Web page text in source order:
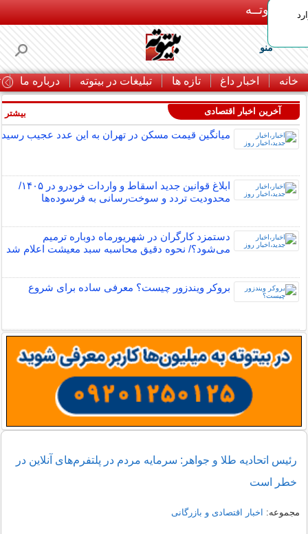
بـیتوتــه
منو
خانه اخبار داغ تازه ها تبلیغات در بیتوته درباره ما
آخرین اخبار اقتصادی
میانگین قیمت مسکن در تهران به این عدد عجیب رسید
ابلاغ قوانین جدید اسقاط و واردات خودرو در ۱۴۰۵/
محدودیت تردد و سوخت‌رسانی به فرسوده‌ها
دستمزد کارگران در شهریورماه دوباره ترمیم
می‌شود؟/ نحوه دقیق محاسبه سبد معیشت اعلام شد
بروکر ویندزور چیست؟ معرفی ساده برای شروع
بیشتر
رئیس اتحادیه طلا و جواهر: سرمایه مردم در پلتفرم‌های آنلاین در
خطر است
مجموعه: اخبار اقتصادی و بازرگانی